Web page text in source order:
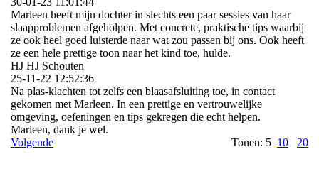
Marleen heeft mijn dochter in slechts een paar sessies van haar
slaapproblemen afgeholpen. Met concrete, praktische tips waarbij
ze ook heel goed luisterde naar wat zou passen bij ons. Ook heeft
ze een hele prettige toon naar het kind toe, hulde.
HJ HJ Schouten
25-11-22 12:52:36
Na plas-klachten tot zelfs een blaasafsluiting toe, in contact
gekomen met Marleen. In een prettige en vertrouwelijke
omgeving, oefeningen en tips gekregen die echt helpen.
Marleen, dank je wel.
Volgende
Tonen: 5 10 20